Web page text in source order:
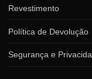
Revestimento
Política de Devolução
Segurança e